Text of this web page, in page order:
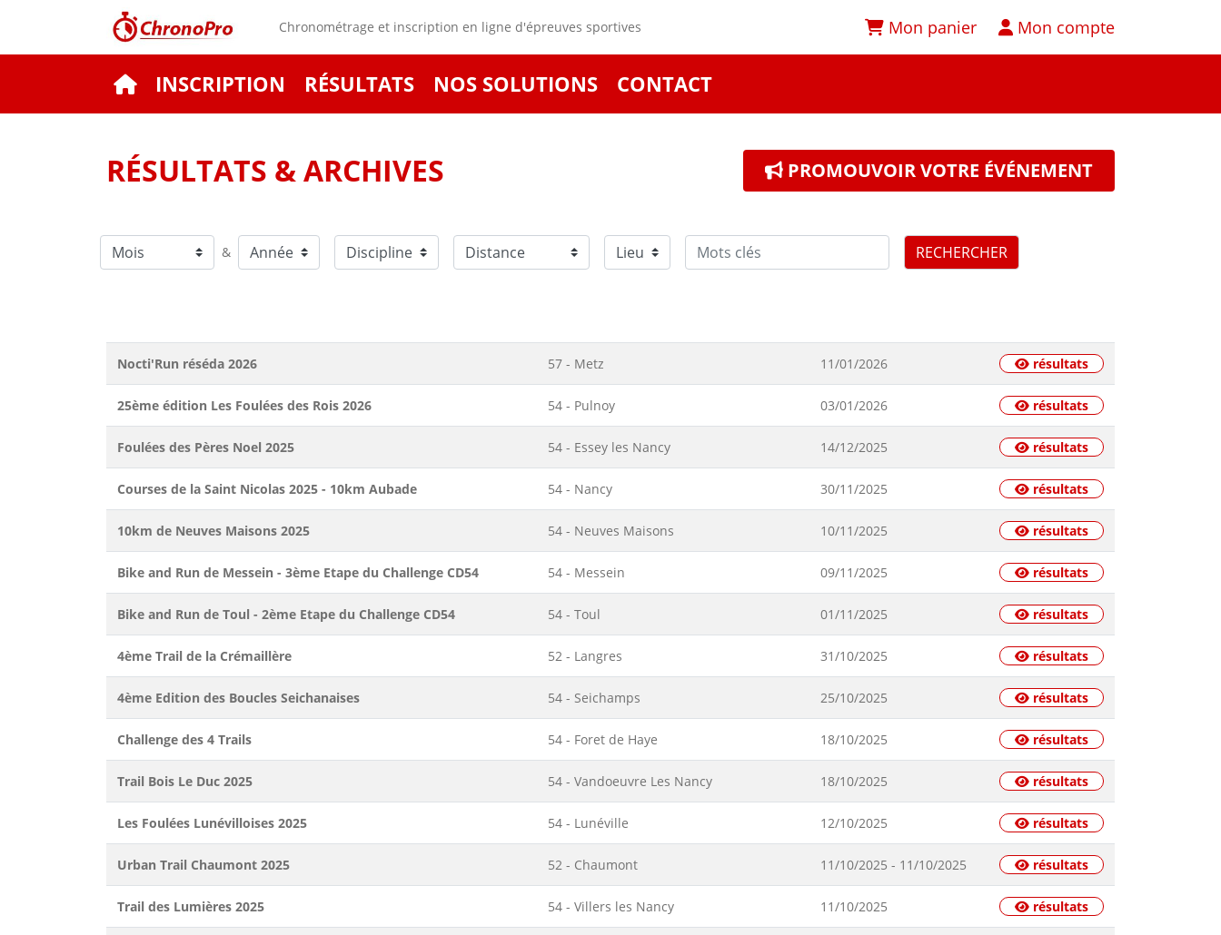
Chronométrage et inscription en ligne d'épreuves sportives Mon panier Mon compte
INSCRIPTION RÉSULTATS NOS SOLUTIONS CONTACT
RÉSULTATS & ARCHIVES PROMOUVOIR VOTRE ÉVÉNEMENT
& RECHERCHER
Nocti'Run réséda 2026 57 - Metz 11/01/2026 résultats
25ème édition Les Foulées des Rois 2026 54 - Pulnoy 03/01/2026 résultats
Foulées des Pères Noel 2025 54 - Essey les Nancy 14/12/2025 résultats
Courses de la Saint Nicolas 2025 - 10km Aubade 54 - Nancy 30/11/2025 résultats
10km de Neuves Maisons 2025 54 - Neuves Maisons 10/11/2025 résultats
Bike and Run de Messein - 3ème Etape du Challenge CD54 54 - Messein 09/11/2025 résultats
Bike and Run de Toul - 2ème Etape du Challenge CD54 54 - Toul 01/11/2025 résultats
4ème Trail de la Crémaillère 52 - Langres 31/10/2025 résultats
4ème Edition des Boucles Seichanaises 54 - Seichamps 25/10/2025 résultats
Challenge des 4 Trails 54 - Foret de Haye 18/10/2025 résultats
Trail Bois Le Duc 2025 54 - Vandoeuvre Les Nancy 18/10/2025 résultats
Les Foulées Lunévilloises 2025 54 - Lunéville 12/10/2025 résultats
Urban Trail Chaumont 2025 52 - Chaumont 11/10/2025 - 11/10/2025 résultats
Trail des Lumières 2025 54 - Villers les Nancy 11/10/2025 résultats